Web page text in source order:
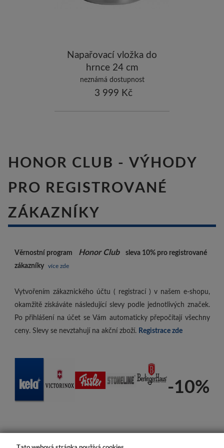
Napařovací vložka do
hrnce 24 cm
neznámá dostupnost
3 999 Kč
HONOR CLUB - VÝHODY
PRO REGISTROVANÉ
ZÁKAZNÍKY
Věrnostní program Honor Club sleva 10% pro registrované
zákazníky více zde
Vytvořením zákaznického účtu ( registrací ) v našem e-shopu,
okamžitě získáváte následující slevy podle jednotlivých značek.
Po přihlášení na účet se Vám automaticky přepočítají všechny
ceny. Slevy se nevztahují na akční zboží. Registrace zde
-10%